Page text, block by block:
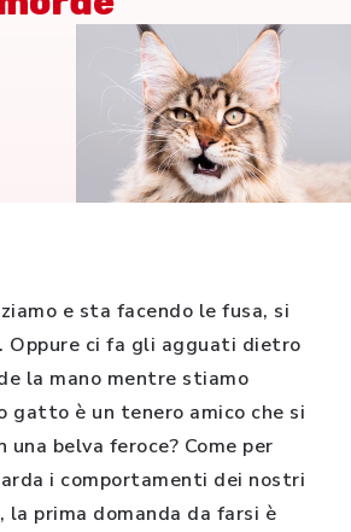
e sta facendo le fusa, si
Oppure ci fa gli agguati dietro
la mano mentre stiamo
gatto è un tenero amico che si
belva feroce? Come per
i comportamenti dei nostri
la prima domanda da farsi è